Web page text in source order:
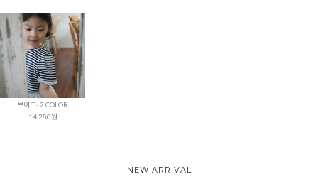
브아 T - 2 COLOR
14,280원
NEW ARRIVAL